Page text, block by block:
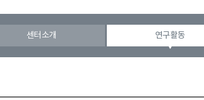
센터소개 연구활동